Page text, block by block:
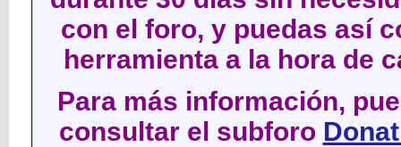
con el foro, y puedas así
herramienta a la hora de
Para más información,
consultar el subforo